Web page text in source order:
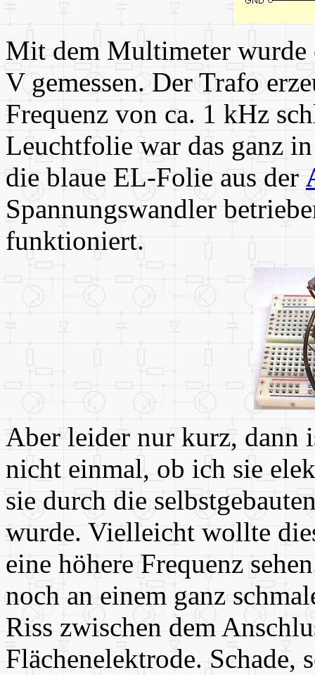
Mit dem Multimeter wurde
V gemessen. Der Trafo
Frequenz von ca. 1 kHz
Leuchtfolie war das ganz
die blaue EL-Folie aus der
Spannungswandler
funktioniert.
Aber leider nur kurz, dann
nicht einmal, ob ich sie
sie durch die
wurde. Vielleicht wollte
eine höhere Frequenz
noch an einem ganz
Riss zwischen dem
Flächenelektrode. Schade,